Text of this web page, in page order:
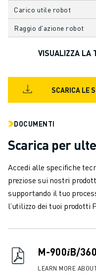
FORATURA E MASCHIATURA
STAMPAGGIO A INIEZIONE
ASSERVIMENTO MACCHINA
SALDATURA A PUNTI
CASI DI SUCCESSO
ASSISTENZA CLIENTI
FANUC PLANS
ASSISTENZA SUL CAMPO E
ASSISTENZA TECNICA
RICAMBI
STRUMENTI DI SERVICE
CENTRO DOWNLOAD "
TRAINING & EDUCATION
Carico utile robot
Raggio d'azione robot
VISUALIZZA LA
SCARICA LE
DOCUMENTI
Scarica per
Accedi alle specifiche
preziose sui nostri
supportando il tuo
l’utilizzo dei tuoi prodotti
M-900𝑖B/
LEARN MORE